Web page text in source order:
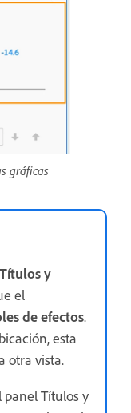
gráficas
Títulos y
el
de efectos.
esta
otra vista.
Títulos y